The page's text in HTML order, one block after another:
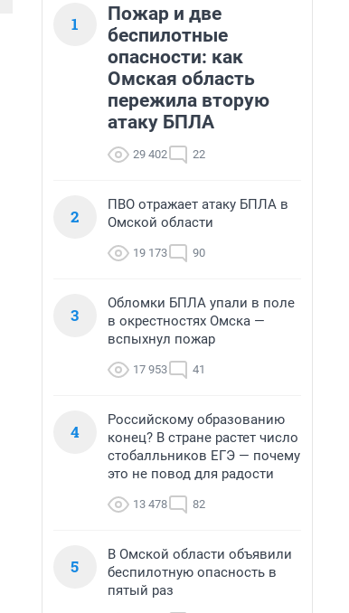
1
Пожар и две
беспилотные
опасности: как
Омская область
пережила вторую
атаку БПЛА
29 402 22
2
ПВО отражает атаку БПЛА в
Омской области
19 173 90
3
Обломки БПЛА упали в поле
в окрестностях Омска —
вспыхнул пожар
17 953 41
4
Российскому образованию
конец? В стране растет число
стобалльников ЕГЭ — почему
это не повод для радости
13 478 82
5
В Омской области объявили
беспилотную опасность в
пятый раз